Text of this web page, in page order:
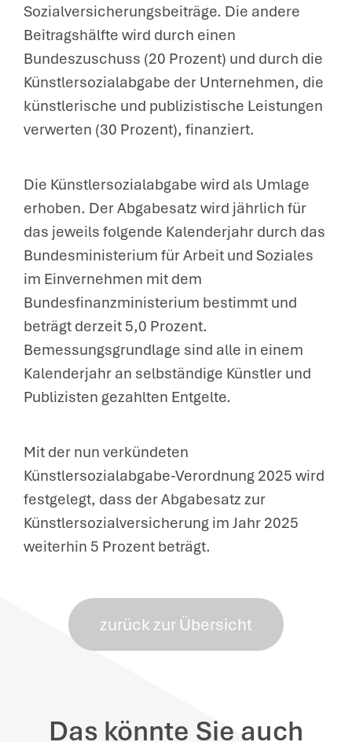
Sozialversicherungsbeiträge. Die andere
Beitragshälfte wird durch einen
Bundeszuschuss (20 Prozent) und durch die
Künstlersozialabgabe der Unternehmen, die
künstlerische und publizistische Leistungen
verwerten (30 Prozent), finanziert.
Die Künstlersozialabgabe wird als Umlage
erhoben. Der Abgabesatz wird jährlich für
das jeweils folgende Kalenderjahr durch das
Bundesministerium für Arbeit und Soziales
im Einvernehmen mit dem
Bundesfinanzministerium bestimmt und
beträgt derzeit 5,0 Prozent.
Bemessungsgrundlage sind alle in einem
Kalenderjahr an selbständige Künstler und
Publizisten gezahlten Entgelte.
Mit der nun verkündeten
Künstlersozialabgabe-Verordnung 2025 wird
festgelegt, dass der Abgabesatz zur
Künstlersozialversicherung im Jahr 2025
weiterhin 5 Prozent beträgt.
zurück zur Übersicht
Das könnte Sie auch